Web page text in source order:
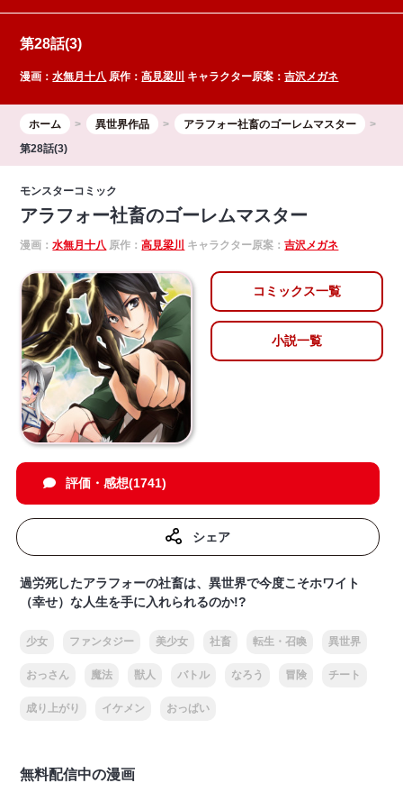
第28話(3)
漫画：水無月十八 原作：高見梁川 キャラクター原案：吉沢メガネ
ホーム 異世界作品
アラフォー社畜のゴーレムマスター
第28話(3)
モンスターコミック
アラフォー社畜のゴーレムマスター
漫画：水無月十八 原作：高見梁川 キャラクター原案：吉沢メガネ
コミックス一覧
小説一覧
評価・感想(1741)
シェア
過労死したアラフォーの社畜は、異世界で今度こそホワイト
（幸せ）な人生を手に入れられるのか!?
少女 ファンタジー 美少女 社畜 転生・召喚 異世界
おっさん 魔法 獣人 バトル なろう 冒険 チート
成り上がり イケメン おっぱい
無料配信中の漫画